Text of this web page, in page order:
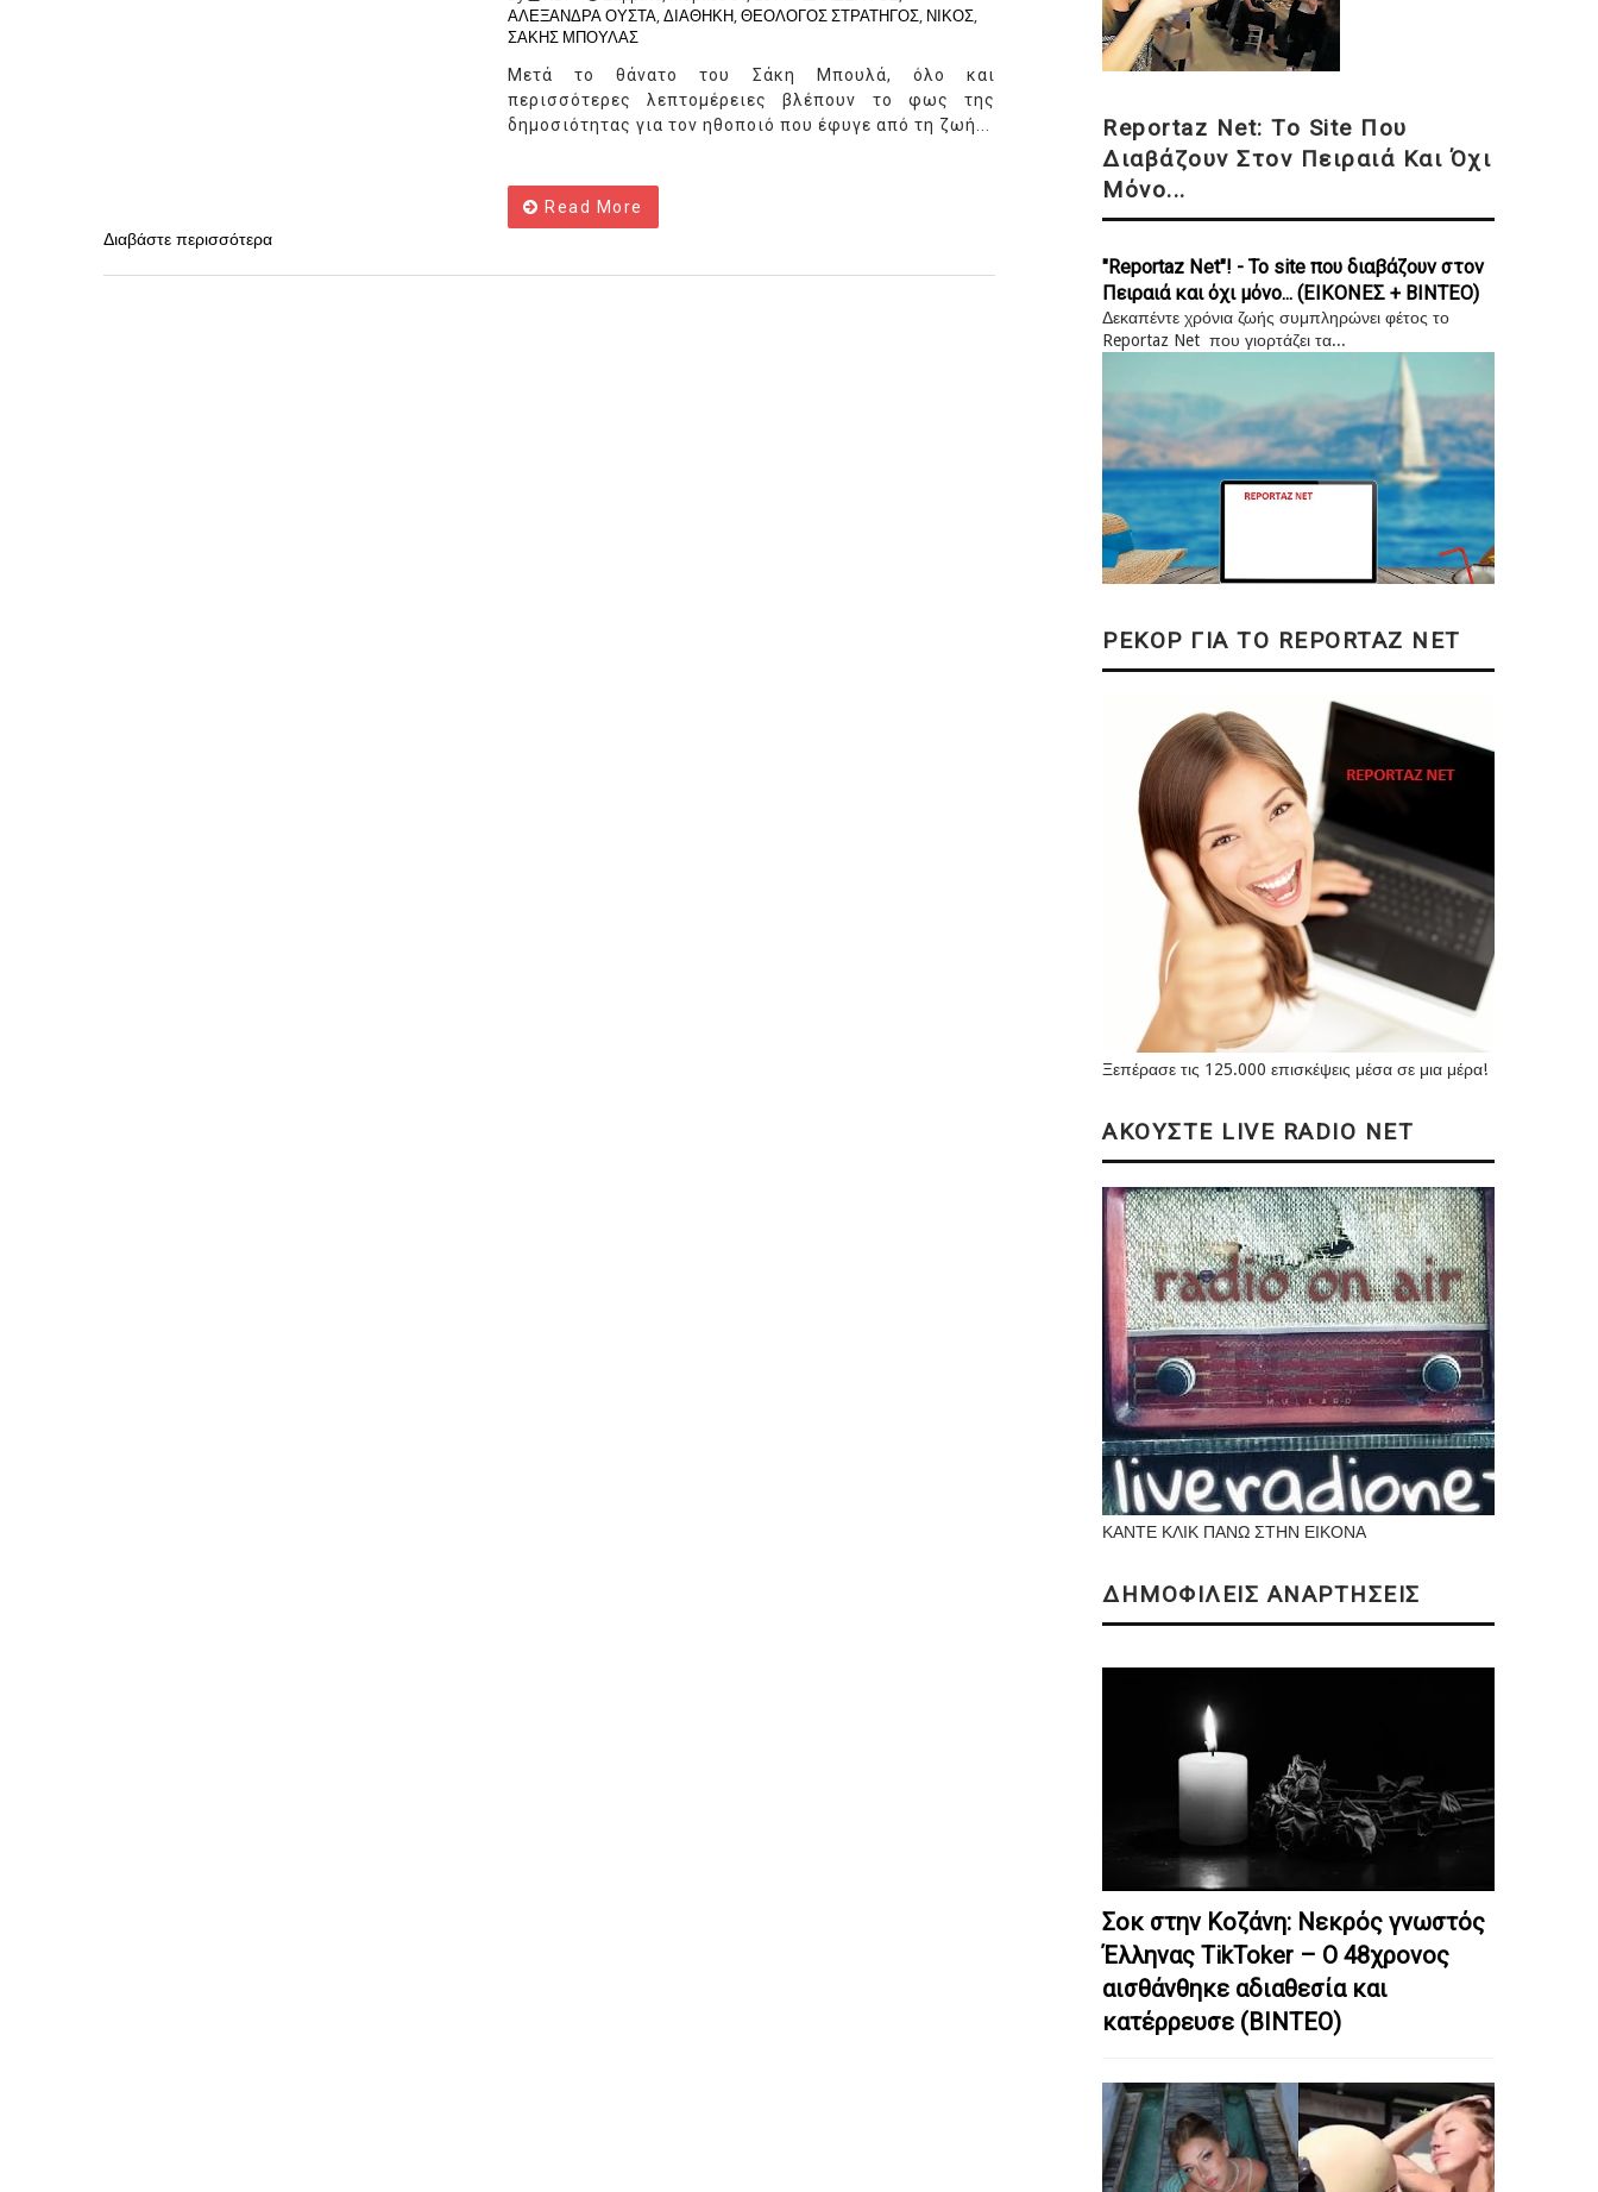
ΑΛΕΞΑΝΔΡΑ ΟΥΣΤΑ, ΔΙΑΘΗΚΗ, ΘΕΟΛΟΓΟΣ ΣΤΡΑΤΗΓΟΣ, ΝΙΚΟΣ,
ΣΑΚΗΣ ΜΠΟΥΛΑΣ
Μετά το θάνατο του Σάκη Μπουλά, όλο και
περισσότερες λεπτομέρειες βλέπουν το φως της
δημοσιότητας για τον ηθοποιό που έφυγε από τη ζωή...
Read More
Διαβάστε περισσότερα
Reportaz Net: Το Site Που
Διαβάζουν Στον Πειραιά Και Όχι
Μόνο...
"Reportaz Net"! - Το site που διαβάζουν στον
Πειραιά και όχι μόνο... (ΕΙΚΟΝΕΣ + ΒΙΝΤΕΟ)
Δεκαπέντε χρόνια ζωής συμπληρώνει φέτος το
Reportaz Net που γιορτάζει τα...
ΡΕΚΟΡ ΓΙΑ ΤΟ REPORTAZ NET
Ξεπέρασε τις 125.000 επισκέψεις μέσα σε μια μέρα!
ΑΚΟΥΣΤΕ LIVE RADIO NET
ΚΑΝΤΕ ΚΛΙΚ ΠΑΝΩ ΣΤΗΝ ΕΙΚΟΝΑ
ΔΗΜΟΦΙΛΕΙΣ ΑΝΑΡΤΗΣΕΙΣ
Σοκ στην Κοζάνη: Nεκρός γνωστός
Έλληνας TikToker – Ο 48χρονος
αισθάνθηκε αδιαθεσία και
κατέρρευσε (ΒΙΝΤΕΟ)